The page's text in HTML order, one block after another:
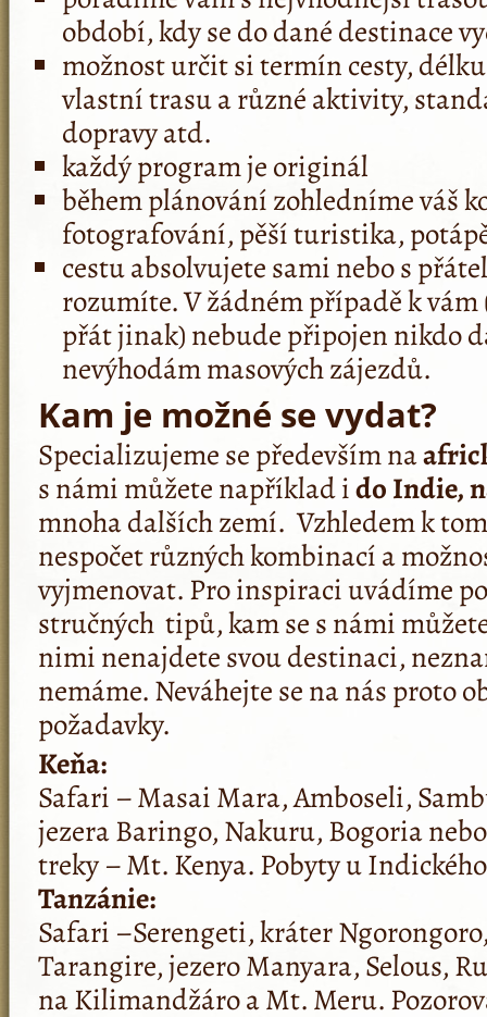
období, kdy se do dané destinace
možnost určit si termín cesty,
vlastní trasu a různé aktivity,
dopravy atd.
každý program je originál
během plánování zohledníme váš
fotografování, pěší turistika,
cestu absolvujete sami nebo s
rozumíte. V žádném případě k
přát jinak) nebude připojen nikdo
nevýhodám masových zájezdů.
Kam je možné se vydat?
Specializujeme se především na
s námi můžete například ido Indie,
mnoha dalších zemí. Vzhledem k
nespočet různých kombinací a
vyjmenovat. Pro inspiraci uvádíme
stručných tipů, kam se s námi
nimi nenajdete svou destinaci,
nemáme. Neváhejte se na nás proto
požadavky.
Keňa:
Safari – Masai Mara, Amboseli,
jezera Baringo, Nakuru, Bogoria
treky – Mt. Kenya. Pobyty u
Tanzánie:
Safari –Serengeti, kráter
Tarangire, jezero Manyara, Selous,
na Kilimandžáro a Mt. Meru.